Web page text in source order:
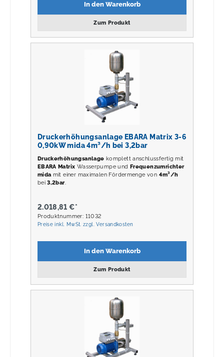
In den Warenkorb
Zum Produkt
Druckerhöhungsanlage EBARA Matrix 3-6
0,90kW mida 4m³/h bei 3,2bar
Druckerhöhungsanlage komplett anschlussfertig mit
EBARA Matrix Wasserpumpe und Frequenzumrichter
mida mit einer maximalen Fördermenge von 4m³/h
bei3,2bar.
2.018,81 €*
Produktnummer: 11032
Preise inkl. MwSt. zzgl. Versandkosten
In den Warenkorb
Zum Produkt